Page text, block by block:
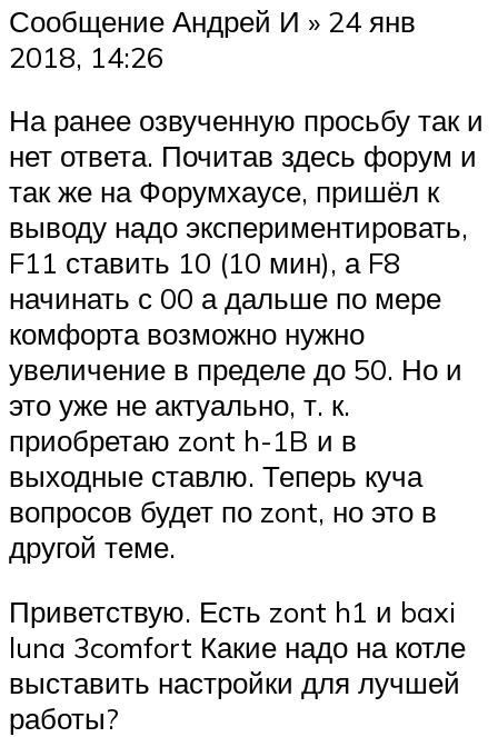
Сообщение Андрей И » 24 янв
2018, 14:26
На ранее озвученную просьбу так и
нет ответа. Почитав здесь форум и
так же на Форумхаусе, пришёл к
выводу надо экспериментировать,
F11 ставить 10 (10 мин), а F8
начинать с 00 а дальше по мере
комфорта возможно нужно
увеличение в пределе до 50. Но и
это уже не актуально, т. к.
приобретаю zont h-1B и в
выходные ставлю. Теперь куча
вопросов будет по zont, но это в
другой теме.
Приветствую. Есть zont h1 и baxi
luna 3comfort Какие надо на котле
выставить настройки для лучшей
работы?